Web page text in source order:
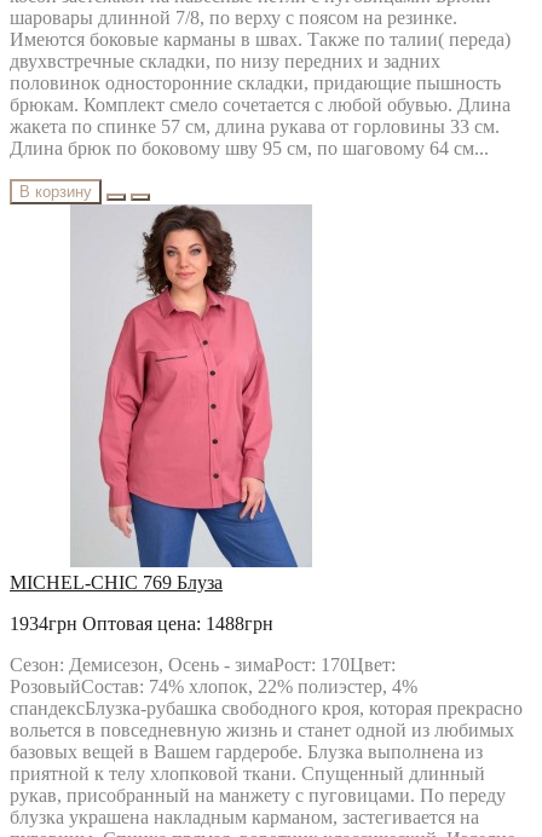
шаровары длинной 7/8, по верху с поясом на резинке.
Имеются боковые карманы в швах. Также по талии( переда)
двухвстречные складки, по низу передних и задних
половинок односторонние складки, придающие пышность
брюкам. Комплект смело сочетается с любой обувью. Длина
жакета по спинке 57 см, длина рукава от горловины 33 см.
Длина брюк по боковому шву 95 см, по шаговому 64 см...
В корзину
MICHEL-CHIC 769 Блуза
1934грн Оптовая цена: 1488грн
Сезон: Демисезон, Осень - зимаРост: 170Цвет:
РозовыйСостав: 74% хлопок, 22% полиэстер, 4%
спандексБлузка-рубашка свободного кроя, которая прекрасно
вольется в повседневную жизнь и станет одной из любимых
базовых вещей в Вашем гардеробе. Блузка выполнена из
приятной к телу хлопковой ткани. Спущенный длинный
рукав, присобранный на манжету с пуговицами. По переду
блузка украшена накладным карманом, застегивается на